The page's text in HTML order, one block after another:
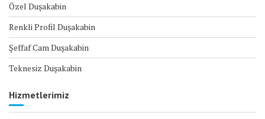
Özel Duşakabin
Renkli Profil Duşakabin
Şeffaf Cam Duşakabin
Teknesiz Duşakabin
Hizmetlerimiz